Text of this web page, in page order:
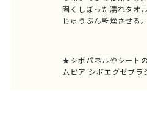
固くしぼった濡れタオ
じゅうぶん乾燥させる。
★シボパネルやシート
ムピア シボエグゼブラ